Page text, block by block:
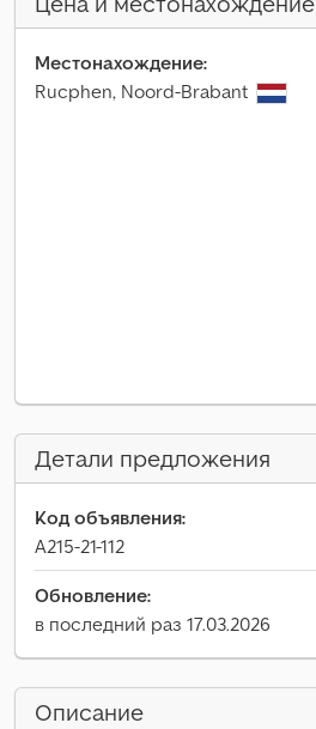
Местонахождение:
Rucphen, Noord-Brabant
Детали предложения
Код объявления:
A215-21-112
Обновление:
в последний раз 17.03.2026
Описание